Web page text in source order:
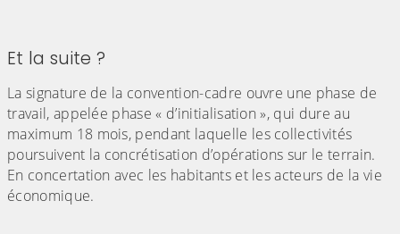
Et la suite ?
La signature de la convention-cadre ouvre une phase de
travail, appelée phase « d’initialisation », qui dure au
maximum 18 mois, pendant laquelle les collectivités
poursuivent la concrétisation d’opérations sur le terrain.
En concertation avec les habitants et les acteurs de la vie
économique.